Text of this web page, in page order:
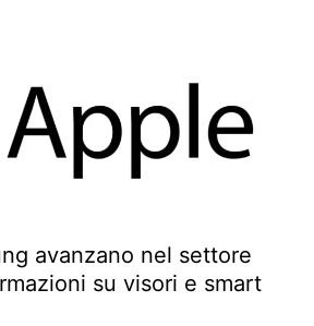
avanzano nel settore
su visori e smart